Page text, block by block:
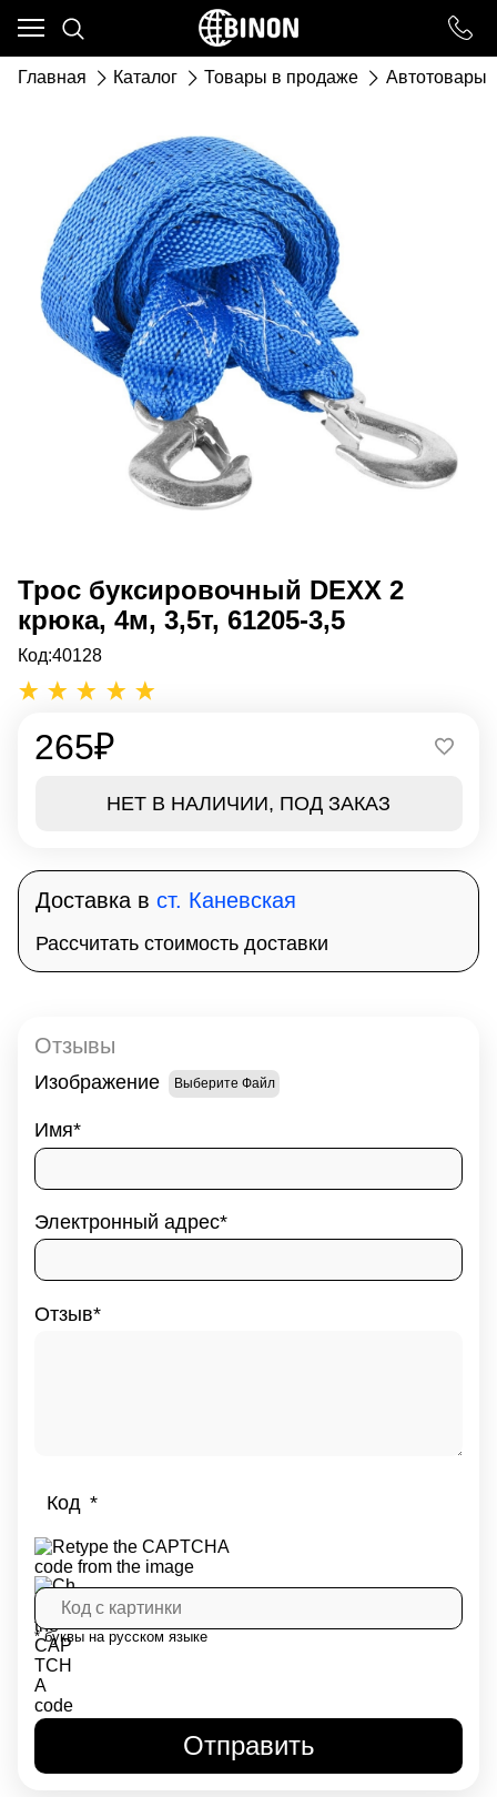
Главная Каталог Товары в продаже Автотовары
Трос буксировочный DEXX 2
крюка, 4м, 3,5т, 61205-3,5
Код:40128
265₽
НЕТ В НАЛИЧИИ, ПОД ЗАКАЗ
Доставка в ст. Каневская
Рассчитать стоимость доставки
Отзывы
Изображение Выберите Файл
Имя
Электронный адрес
Отзыв
Код
* буквы на русском языке
Ваш город - ст. Каневская,
угадали?
ДА НЕТ